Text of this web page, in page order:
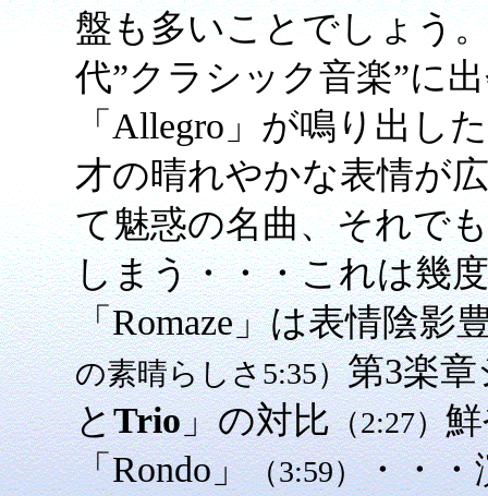
盤も多いことでしょう
代”クラシック音楽”に
「Allegro」が鳴り出し
才の晴れやかな表情が
て魅惑の名曲、それで
しまう・・・これは幾
「Romaze」は表情陰影
の素晴らしさ5:35）第3楽
とTrio」の対比（2:27）
「Rondo」（3:59）・・・